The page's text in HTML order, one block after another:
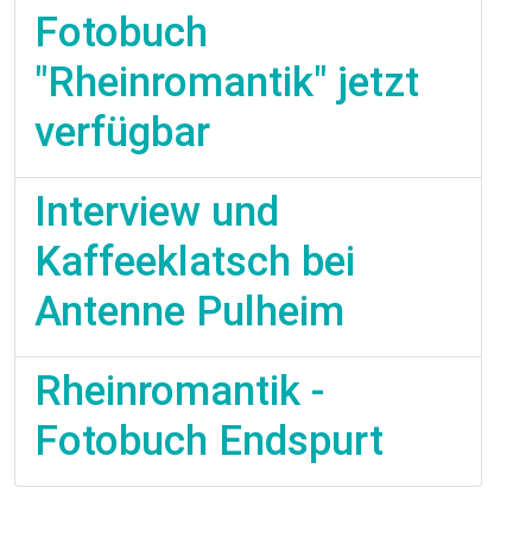
Fotobuch
"Rheinromantik" jetzt
verfügbar
Interview und
Kaffeeklatsch bei
Antenne Pulheim
Rheinromantik -
Fotobuch Endspurt